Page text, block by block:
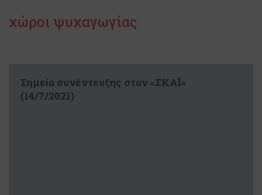
χώροι ψυχαγωγίας
Σημεία συνέντευξης στον «ΣΚΑΪ»
(14/7/2021)